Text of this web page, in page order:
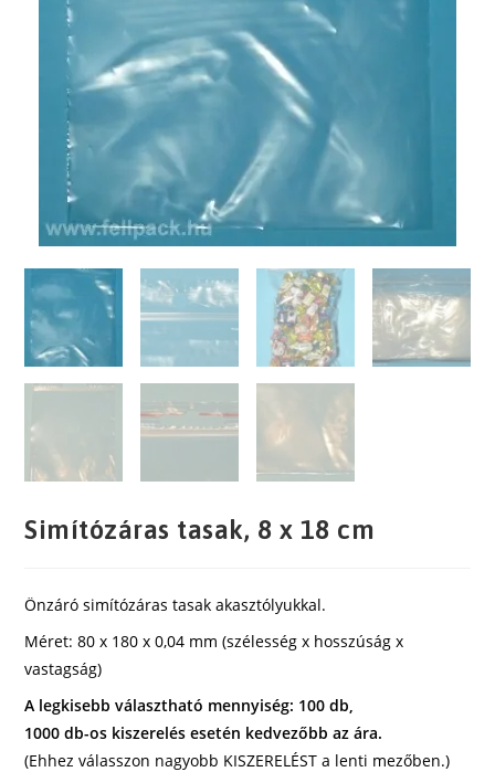
Simítózáras tasak, 8 x 18 cm
Önzáró simítózáras tasak akasztólyukkal.
Méret: 80 x 180 x 0,04 mm (szélesség x hosszúság x
vastagság)
A legkisebb választható mennyiség: 100 db,
1000 db-os kiszerelés esetén kedvezőbb az ára.
(Ehhez válasszon nagyobb KISZERELÉST a lenti mezőben.)